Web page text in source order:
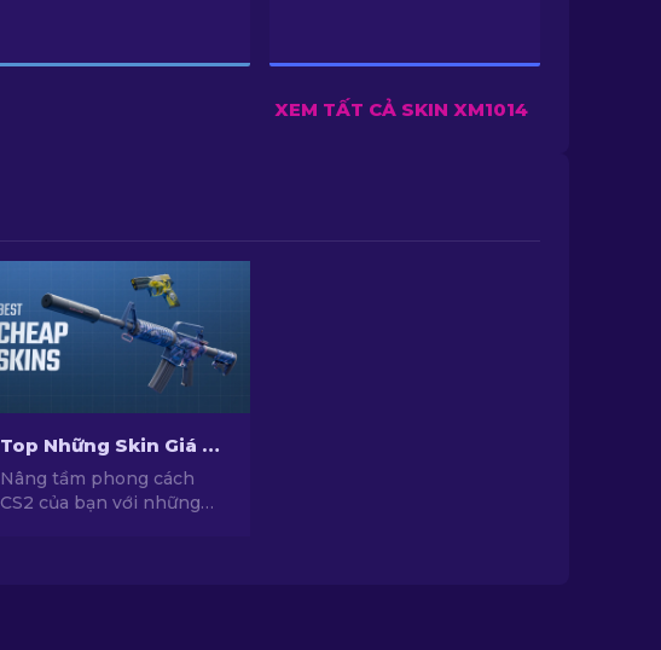
XEM TẤT CẢ SKIN XM1014
Top Những Skin Giá Rẻ Hàng Đầu Trong CS2 [2026]
Nâng tầm phong cách
CS2 của bạn với những